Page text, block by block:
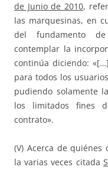
de Junio de 2010,
las marquesinas, en
del fundamento
contemplar la
continúa diciendo:
para todos los
pudiendo solamente
los limitados fines
contrato».
(V) Acerca de
la varias veces citada